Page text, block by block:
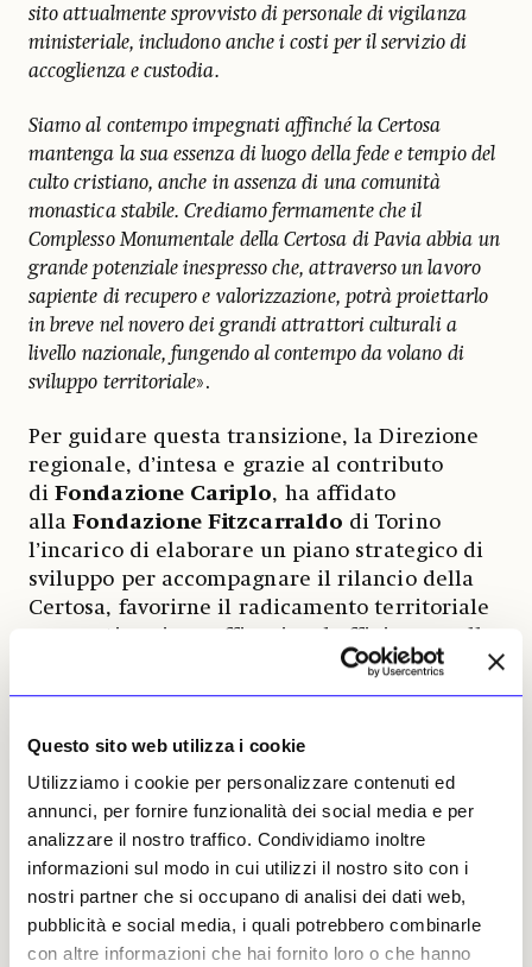
Questo sito web utilizza i cookie
Utilizziamo i cookie per personalizzare contenuti ed
annunci, per fornire funzionalità dei social media e per
analizzare il nostro traffico. Condividiamo inoltre
informazioni sul modo in cui utilizzi il nostro sito con i
nostri partner che si occupano di analisi dei dati web,
pubblicità e social media, i quali potrebbero combinarle
con altre informazioni che hai fornito loro o che hanno
sito attualmente sprovvisto di personale di vigilanza
ministeriale, includono anche i costi per il servizio di
accoglienza e custodia.
Siamo al contempo impegnati affinché la Certosa
mantenga la sua essenza di luogo della fede e tempio del
culto cristiano, anche in assenza di una comunità
monastica stabile. Crediamo fermamente che il
Complesso Monumentale della Certosa di Pavia abbia un
grande potenziale inespresso che, attraverso un lavoro
sapiente di recupero e valorizzazione, potrà proiettarlo
in breve nel novero dei grandi attrattori culturali a
livello nazionale, fungendo al contempo da volano di
sviluppo territoriale».
Per guidare questa transizione, la Direzione
regionale, d’intesa e grazie al contributo
diFondazione Cariplo, ha affidato
allaFondazione Fitzcarraldo di Torino
l’incarico di elaborare un piano strategico di
sviluppo per accompagnare il rilancio della
Certosa, favorirne il radicamento territoriale
e garantire piena efficacia ed efficienza nella
gestione di un sito così vasto e complesso e
nell’investimento di risorse pubbliche e
Una progettualità lungimirante e partecipata,
svolta nel territorio e per il territorio, in
funzione della quale entro la fine dell’anno
saranno organizzati presso la Certosa di Pavia
i primiincontri e focus group con gli
stakeholder(ad esempio enti locali,
istituzioni religiose, enti di ricerca,